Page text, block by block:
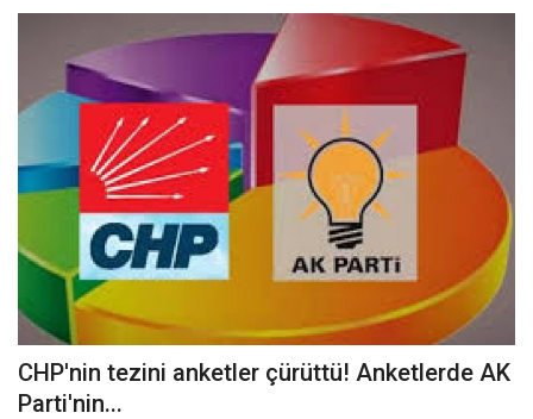
CHP'nin tezini anketler çürüttü! Anketlerde AK
Parti'nin...